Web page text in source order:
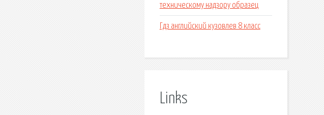
техническому надзору образец
Гдз английский кузовлев 8 класс
Links